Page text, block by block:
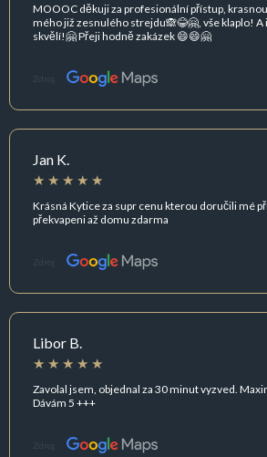
MOOOC děkuji za profesionální přístup,
mého již zesnulého strejdu🙈😂🤗, vše klaplo!
skvělí!🤗 Přeji hodně zakázek 😄😄🤗
Zdroj:
Jan K.
Krásná Kytice za supr cenu kterou doručili mé
překvapeni až domu zdarma
Zdroj:
Libor B.
Zavolal jsem, objednal za 30 minut vyzved.
Dávám 5 +++
Zdroj: